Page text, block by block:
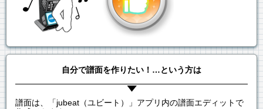
自分で譜面を作りたい！…という方は
譜面は、「jubeat（ユビート）」アプリ内の譜面エディットで